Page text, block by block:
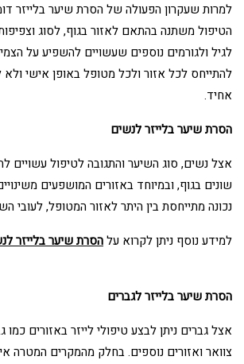
למרות שעקרון הפעולה של הסרת שיער בלייזר
הטיפול משתנה בהתאם לאזור בגוף, לסוג
לגיל ולגורמים נוספים שעשויים להשפיע על
להתייחס לכל אזור ולכל מטופל באופן אישי ולא
אחיד.
הסרת שיער בלייזר לנשים
אצל נשים, סוג השיער והתגובה לטיפול עשויים
שונים בגוף, ובמיוחד באזורים המושפעים
נכונה מתייחסת בין היתר לאזור המטופל, לעובי
למידע נוסף ניתן לקרוא עלהסרת שיער בלייזר
הסרת שיער בלייזר לגברים
אצל גברים ניתן לבצע טיפולי לייזר באזורים כמו
צוואר ואזורים נוספים. בחלק מהמקרים המטרה